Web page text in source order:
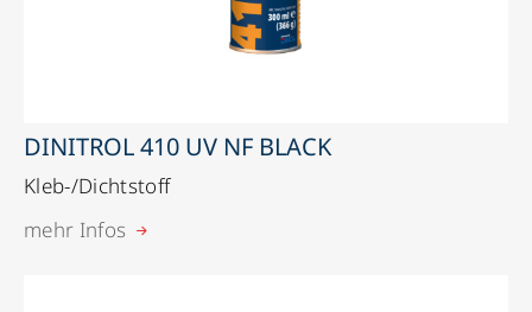
DINITROL 410 UV NF BLACK
Kleb-/Dichtstoff
mehr Infos